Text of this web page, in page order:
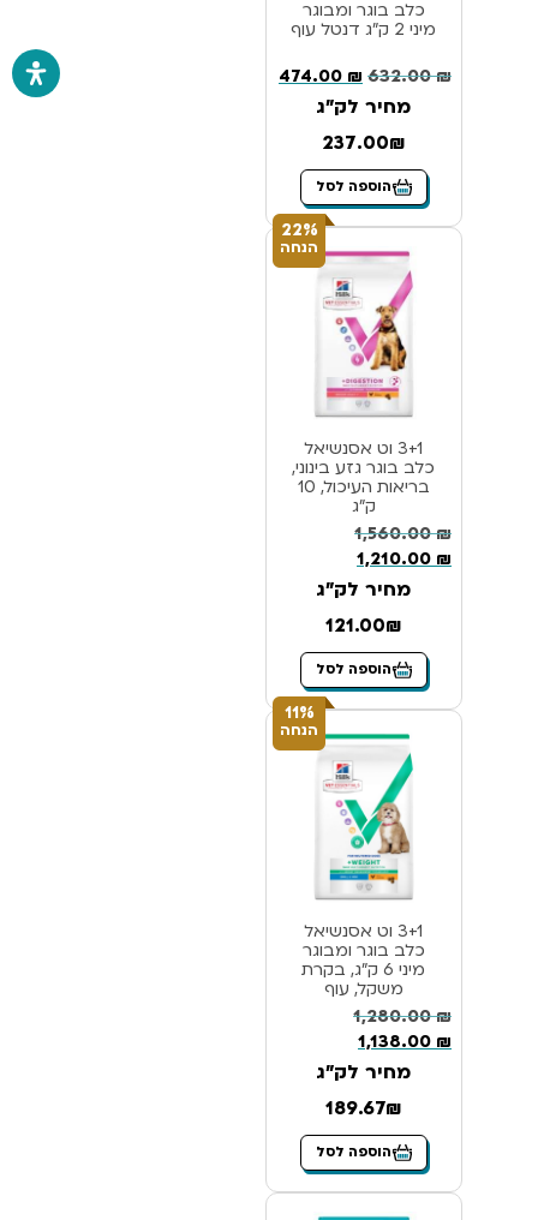
כלב בוגר ומבוגר
מיני 2 ק”ג דנטל עוף
632.00₪
474.00 ₪
מחיר לק"ג
237.00₪
הוספה לסל
22%
הנחה
3+1 וט אסנשיאל
כלב בוגר גזע בינוני,
בריאות העיכול, 10
ק”ג
1,560.00₪
1,210.00 ₪
מחיר לק"ג
121.00₪
הוספה לסל
11%
הנחה
3+1 וט אסנשיאל
כלב בוגר ומבוגר
מיני 6 ק”ג, בקרת
משקל, עוף
1,280.00₪
1,138.00 ₪
מחיר לק"ג
189.67₪
הוספה לסל